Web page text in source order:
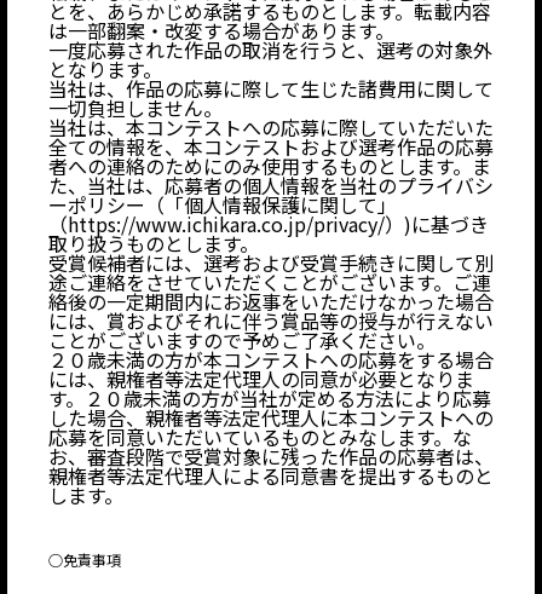
とを、あらかじめ承諾するものとします。転載内容
は一部翻案・改変する場合があります。
一度応募された作品の取消を行うと、選考の対象外
となります。
当社は、作品の応募に際して生じた諸費用に関して
一切負担しません。
当社は、本コンテストへの応募に際していただいた
全ての情報を、本コンテストおよび選考作品の応募
者への連絡のためにのみ使用するものとします。ま
た、当社は、応募者の個人情報を当社のプライバシ
ーポリシー（「個人情報保護に関して」
（https://www.ichikara.co.jp/privacy/）)に基づき
取り扱うものとします。
受賞候補者には、選考および受賞手続きに関して別
途ご連絡をさせていただくことがございます。ご連
絡後の一定期間内にお返事をいただけなかった場合
には、賞およびそれに伴う賞品等の授与が行えない
ことがございますので予めご了承ください。
２０歳未満の方が本コンテストへの応募をする場合
には、親権者等法定代理人の同意が必要となりま
す。２０歳未満の方が当社が定める方法により応募
した場合、親権者等法定代理人に本コンテストへの
応募を同意いただいているものとみなします。な
お、審査段階で受賞対象に残った作品の応募者は、
親権者等法定代理人による同意書を提出するものと
します。
○免責事項